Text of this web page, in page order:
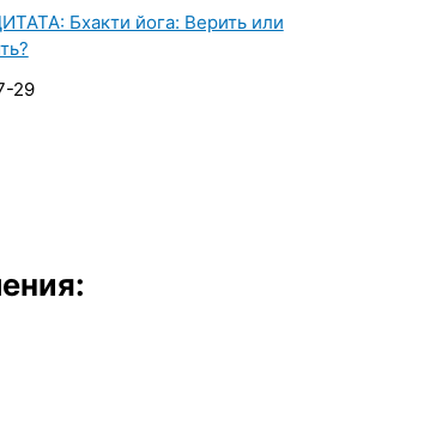
Бхакти йога: Верить или
29